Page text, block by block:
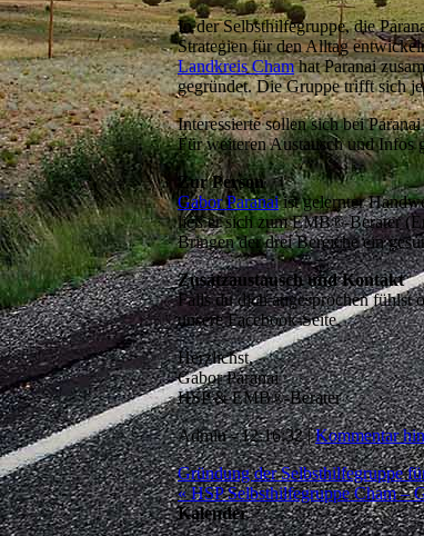
In der Selbsthilfegruppe, die
Strategien für den Alltag
Landkreis Chamhat Paranai
gegründet. Die Gruppe trifft sich
Interessierte sollen sich bei
Für weiteren Austausch und Infos
Zur Person
Gabor Paranaiist gelernter
ließ er sich zum EMB®-Berater
Bringen der drei Bereiche ein
Zusatzaustausch und Kontakt
Falls du dich angesprochen fühlst
unsere Facebook-Seite.
Herzlichst,
Gabor Paranai
HSP & EMB®-Berater
Admin - 12:16:32 |Kommentar
Gründung der Selbsthilfegruppe
« HSP Selbsthilfegruppe Cham –
Kalender